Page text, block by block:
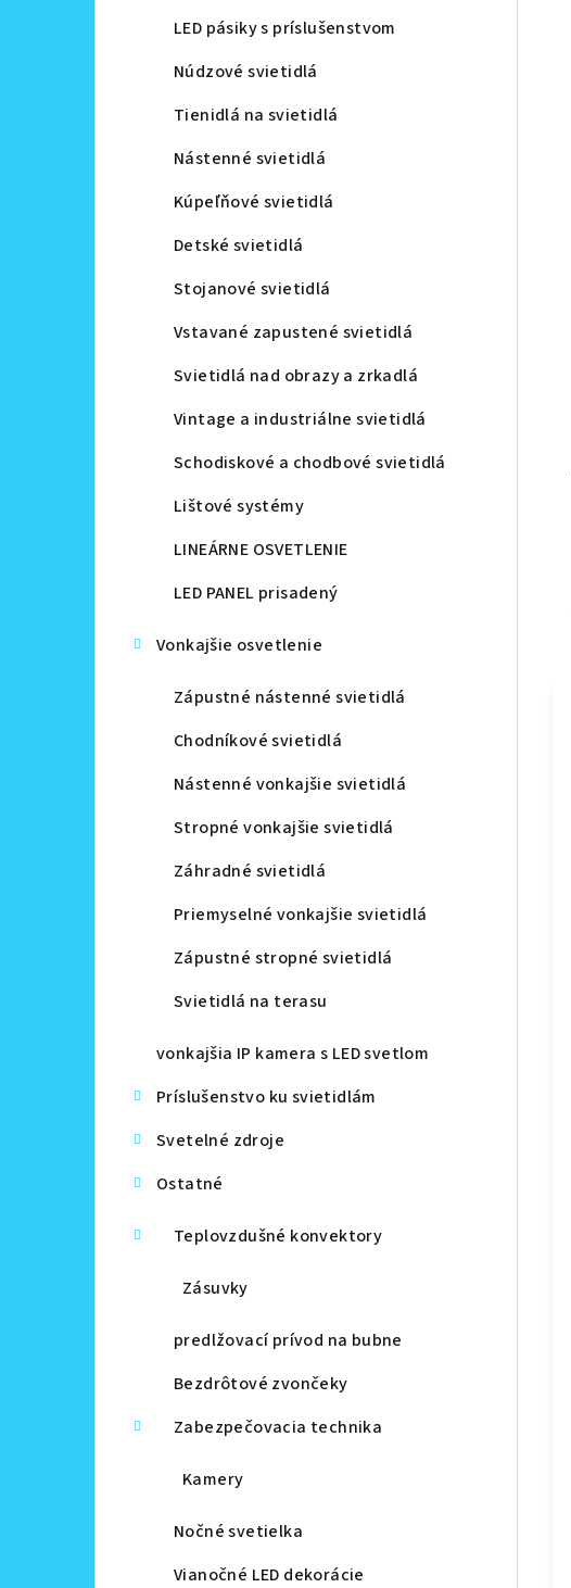
LED pásiky s príslušenstvom
Núdzové svietidlá
Tienidlá na svietidlá
Nástenné svietidlá
Kúpeľňové svietidlá
Detské svietidlá
Stojanové svietidlá
Vstavané zapustené svietidlá
Svietidlá nad obrazy a zrkadlá
Vintage a industriálne svietidlá
Schodiskové a chodbové svietidlá
Lištové systémy
LINEÁRNE OSVETLENIE
LED PANEL prisadený
Vonkajšie osvetlenie
Zápustné nástenné svietidlá
Chodníkové svietidlá
Nástenné vonkajšie svietidlá
Stropné vonkajšie svietidlá
Záhradné svietidlá
Priemyselné vonkajšie svietidlá
Zápustné stropné svietidlá
Svietidlá na terasu
vonkajšia IP kamera s LED svetlom
Príslušenstvo ku svietidlám
Svetelné zdroje
Ostatné
Teplovzdušné konvektory
Zásuvky
predlžovací prívod na bubne
Bezdrôtové zvončeky
Zabezpečovacia technika
Kamery
Nočné svetielka
Vianočné LED dekorácie